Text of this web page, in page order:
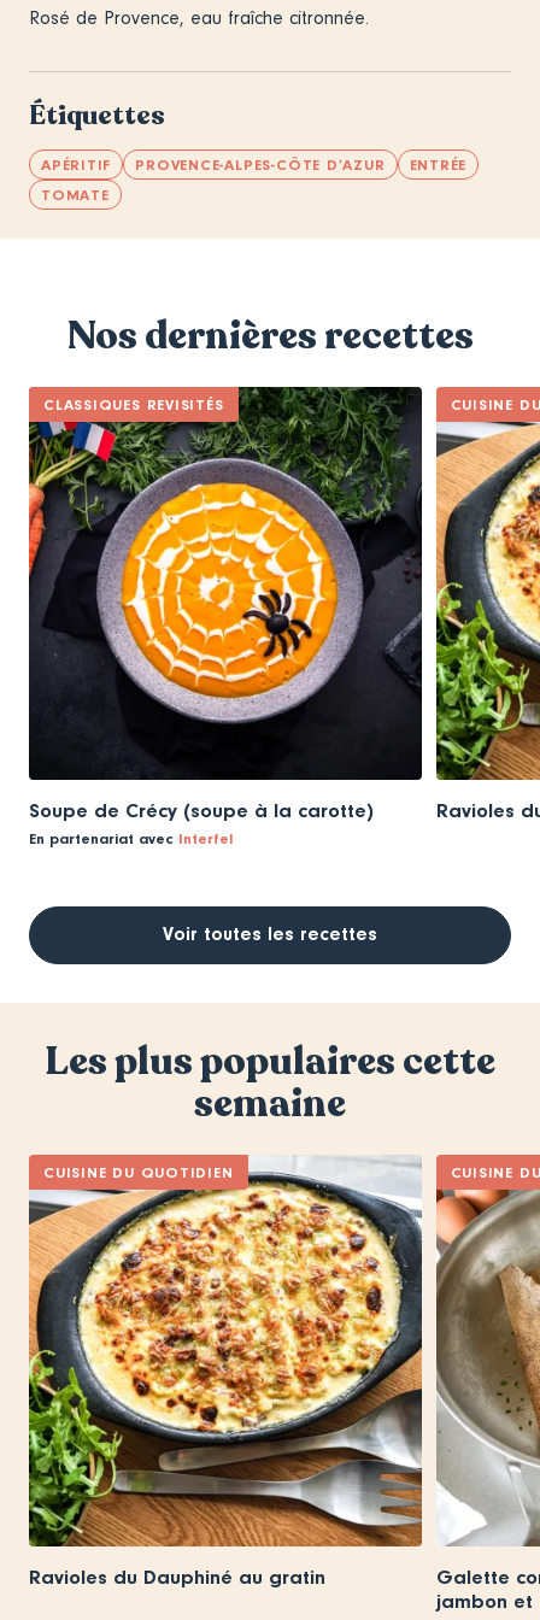
Rosé de Provence, eau fraîche citronnée.
Étiquettes
APÉRITIF PROVENCE-ALPES-CÔTE D’AZUR
ENTRÉE
TOMATE
Nos dernières recettes
CLASSIQUES REVISITÉS
Soupe de Crécy (soupe à la carotte)
En partenariat avec Interfel
CUISINE
Ravioles
Voir toutes les recettes
Les plus populaires cette
semaine
CUISINE DU QUOTIDIEN
Ravioles du Dauphiné au gratin
CUISINE
Galette
jambon et